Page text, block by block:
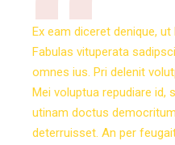
Ex eam diceret denique,
Fabulas vituperata
omnes ius. Pri delenit
Mei voluptua repudiare id,
utinam doctus
deterruisset. An per